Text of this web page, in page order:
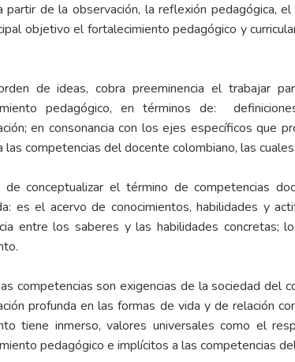
partir de la observación, la reflexión pedagógica,
objetivo el fortalecimiento pedagógico y
de ideas, cobra preeminencia el trabajar
pedagógico, en términos de:
en consonancia con los ejes específicos que
las competencias del docente colombiano, las
de conceptualizar el término de competencias
es el acervo de conocimientos, habilidades y
entre los saberes y las habilidades concretas;
competencias son exigencias de la sociedad del
profunda en las formas de vida y de relación
tiene inmerso, valores universales como el
pedagógico e implícitos a las competencias